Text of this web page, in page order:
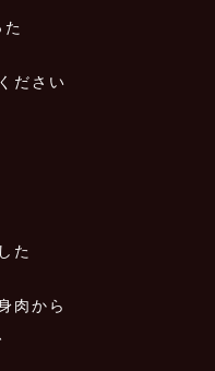
ださい
た
肉から